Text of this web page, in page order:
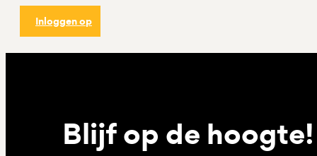
Inloggen op
Blijf op de hoogte!